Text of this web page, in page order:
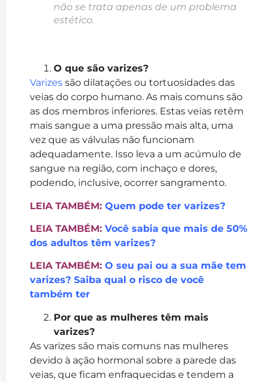
não se trata apenas de um problema
estético.
O que são varizes?
Varizes são dilatações ou tortuosidades das
veias do corpo humano. As mais comuns são
as dos membros inferiores. Estas veias retêm
mais sangue a uma pressão mais alta, uma
vez que as válvulas não funcionam
adequadamente. Isso leva a um acúmulo de
sangue na região, com inchaço e dores,
podendo, inclusive, ocorrer sangramento.
LEIA TAMBÉM: Quem pode ter varizes?
LEIA TAMBÉM: Você sabia que mais de 50%
dos adultos têm varizes?
LEIA TAMBÉM: O seu pai ou a sua mãe tem
varizes? Saiba qual o risco de você
também ter
Por que as mulheres têm mais
varizes?
As varizes são mais comuns nas mulheres
devido à ação hormonal sobre a parede das
veias, que ficam enfraquecidas e tendem a